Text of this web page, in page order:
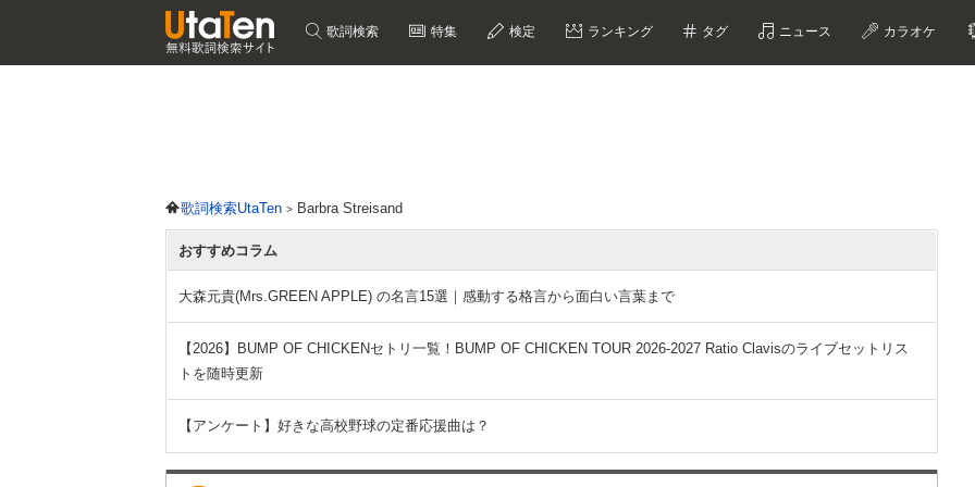
歌詞検索 特集 検定 ランキング タグ ニュース カラオケ
歌詞検索UtaTen Barbra Streisand
おすすめコラム
大森元貴(Mrs.GREEN APPLE) の名言15選｜感動する格言から面白い言葉まで
【2026】BUMP OF CHICKENセトリ一覧！BUMP OF CHICKEN TOUR 2026-2027 Ratio Clavisのライブセットリス
トを随時更新
【アンケート】好きな高校野球の定番応援曲は？